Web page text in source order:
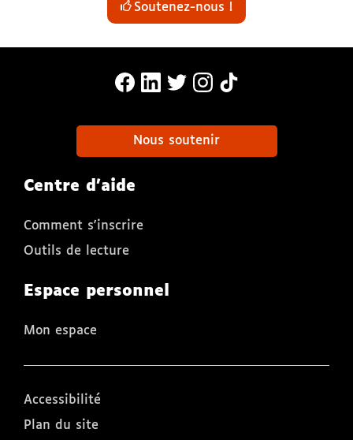
Soutenez-nous !
MonaLira Sur Facebook (nouvelle
MonaLira Sur Linkedin
MonaLira Sur Twitter
MonaLira Sur
Nous soutenir
Centre d'aide
Comment s'inscrire
Outils de lecture
Espace personnel
Mon espace
Accessibilité
Plan du site